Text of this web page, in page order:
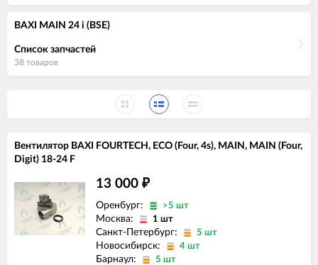
BAXI MAIN 24 i (BSE)
Список запчастей
38 товаров
Вентилятор BAXI FOURTECH, ECO (Four, 4s), MAIN, MAIN (Four,
Digit) 18-24 F
13 000 ₽
Оренбург: >5 шт
Москва: 1 шт
Санкт-Петербург: 5 шт
Новосибирск: 4 шт
Барнаул: 5 шт